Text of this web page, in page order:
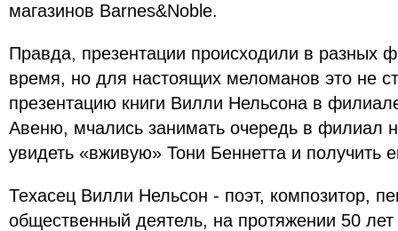
магазинов Вarnes&Noble.
Правда, презентации происходили в разных
время, но для настоящих меломанов это не
презентацию книги Вилли Нельсона в
Авеню, мчались занимать очередь в филиал
увидеть «вживую» Тони Беннетта и получить
Техасец Вилли Нельсон - поэт, композитор,
общественный деятель, на протяжении 50